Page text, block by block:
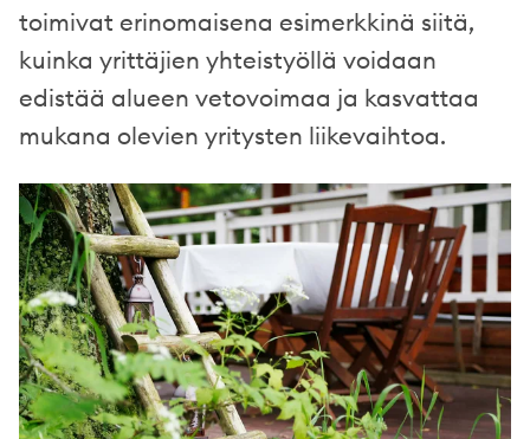
toimivat erinomaisena esimerkkinä siitä,
kuinka yrittäjien yhteistyöllä voidaan
edistää alueen vetovoimaa ja kasvattaa
mukana olevien yritysten liikevaihtoa.